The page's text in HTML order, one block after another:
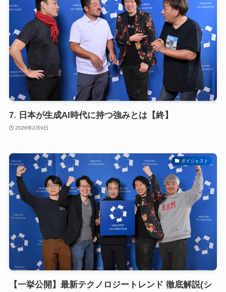
7. 日本が生成AI時代に持つ強みとは【終】
2026年2月9日
ダイジェスト
【一挙公開】最新テクノロジートレンド 徹底解説(シ